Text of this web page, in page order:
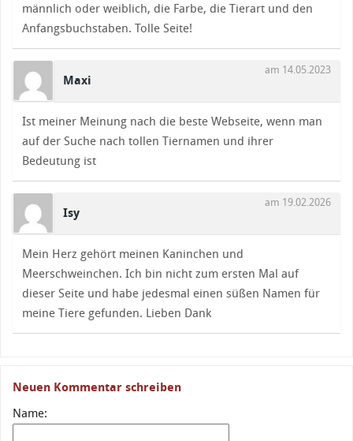
männlich oder weiblich, die Farbe, die Tierart und den
Anfangsbuchstaben. Tolle Seite!
Maxi
am 14.05.2023
Ist meiner Meinung nach die beste Webseite, wenn man
auf der Suche nach tollen Tiernamen und ihrer
Bedeutung ist
Isy
am 19.02.2026
Mein Herz gehört meinen Kaninchen und
Meerschweinchen. Ich bin nicht zum ersten Mal auf
dieser Seite und habe jedesmal einen süßen Namen für
meine Tiere gefunden. Lieben Dank
Neuen Kommentar schreiben
Name: